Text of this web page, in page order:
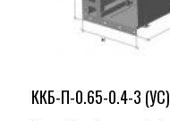
ККБ-П-0.65-0.4-3 (УС)